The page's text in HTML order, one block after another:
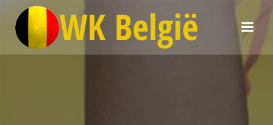
to
content